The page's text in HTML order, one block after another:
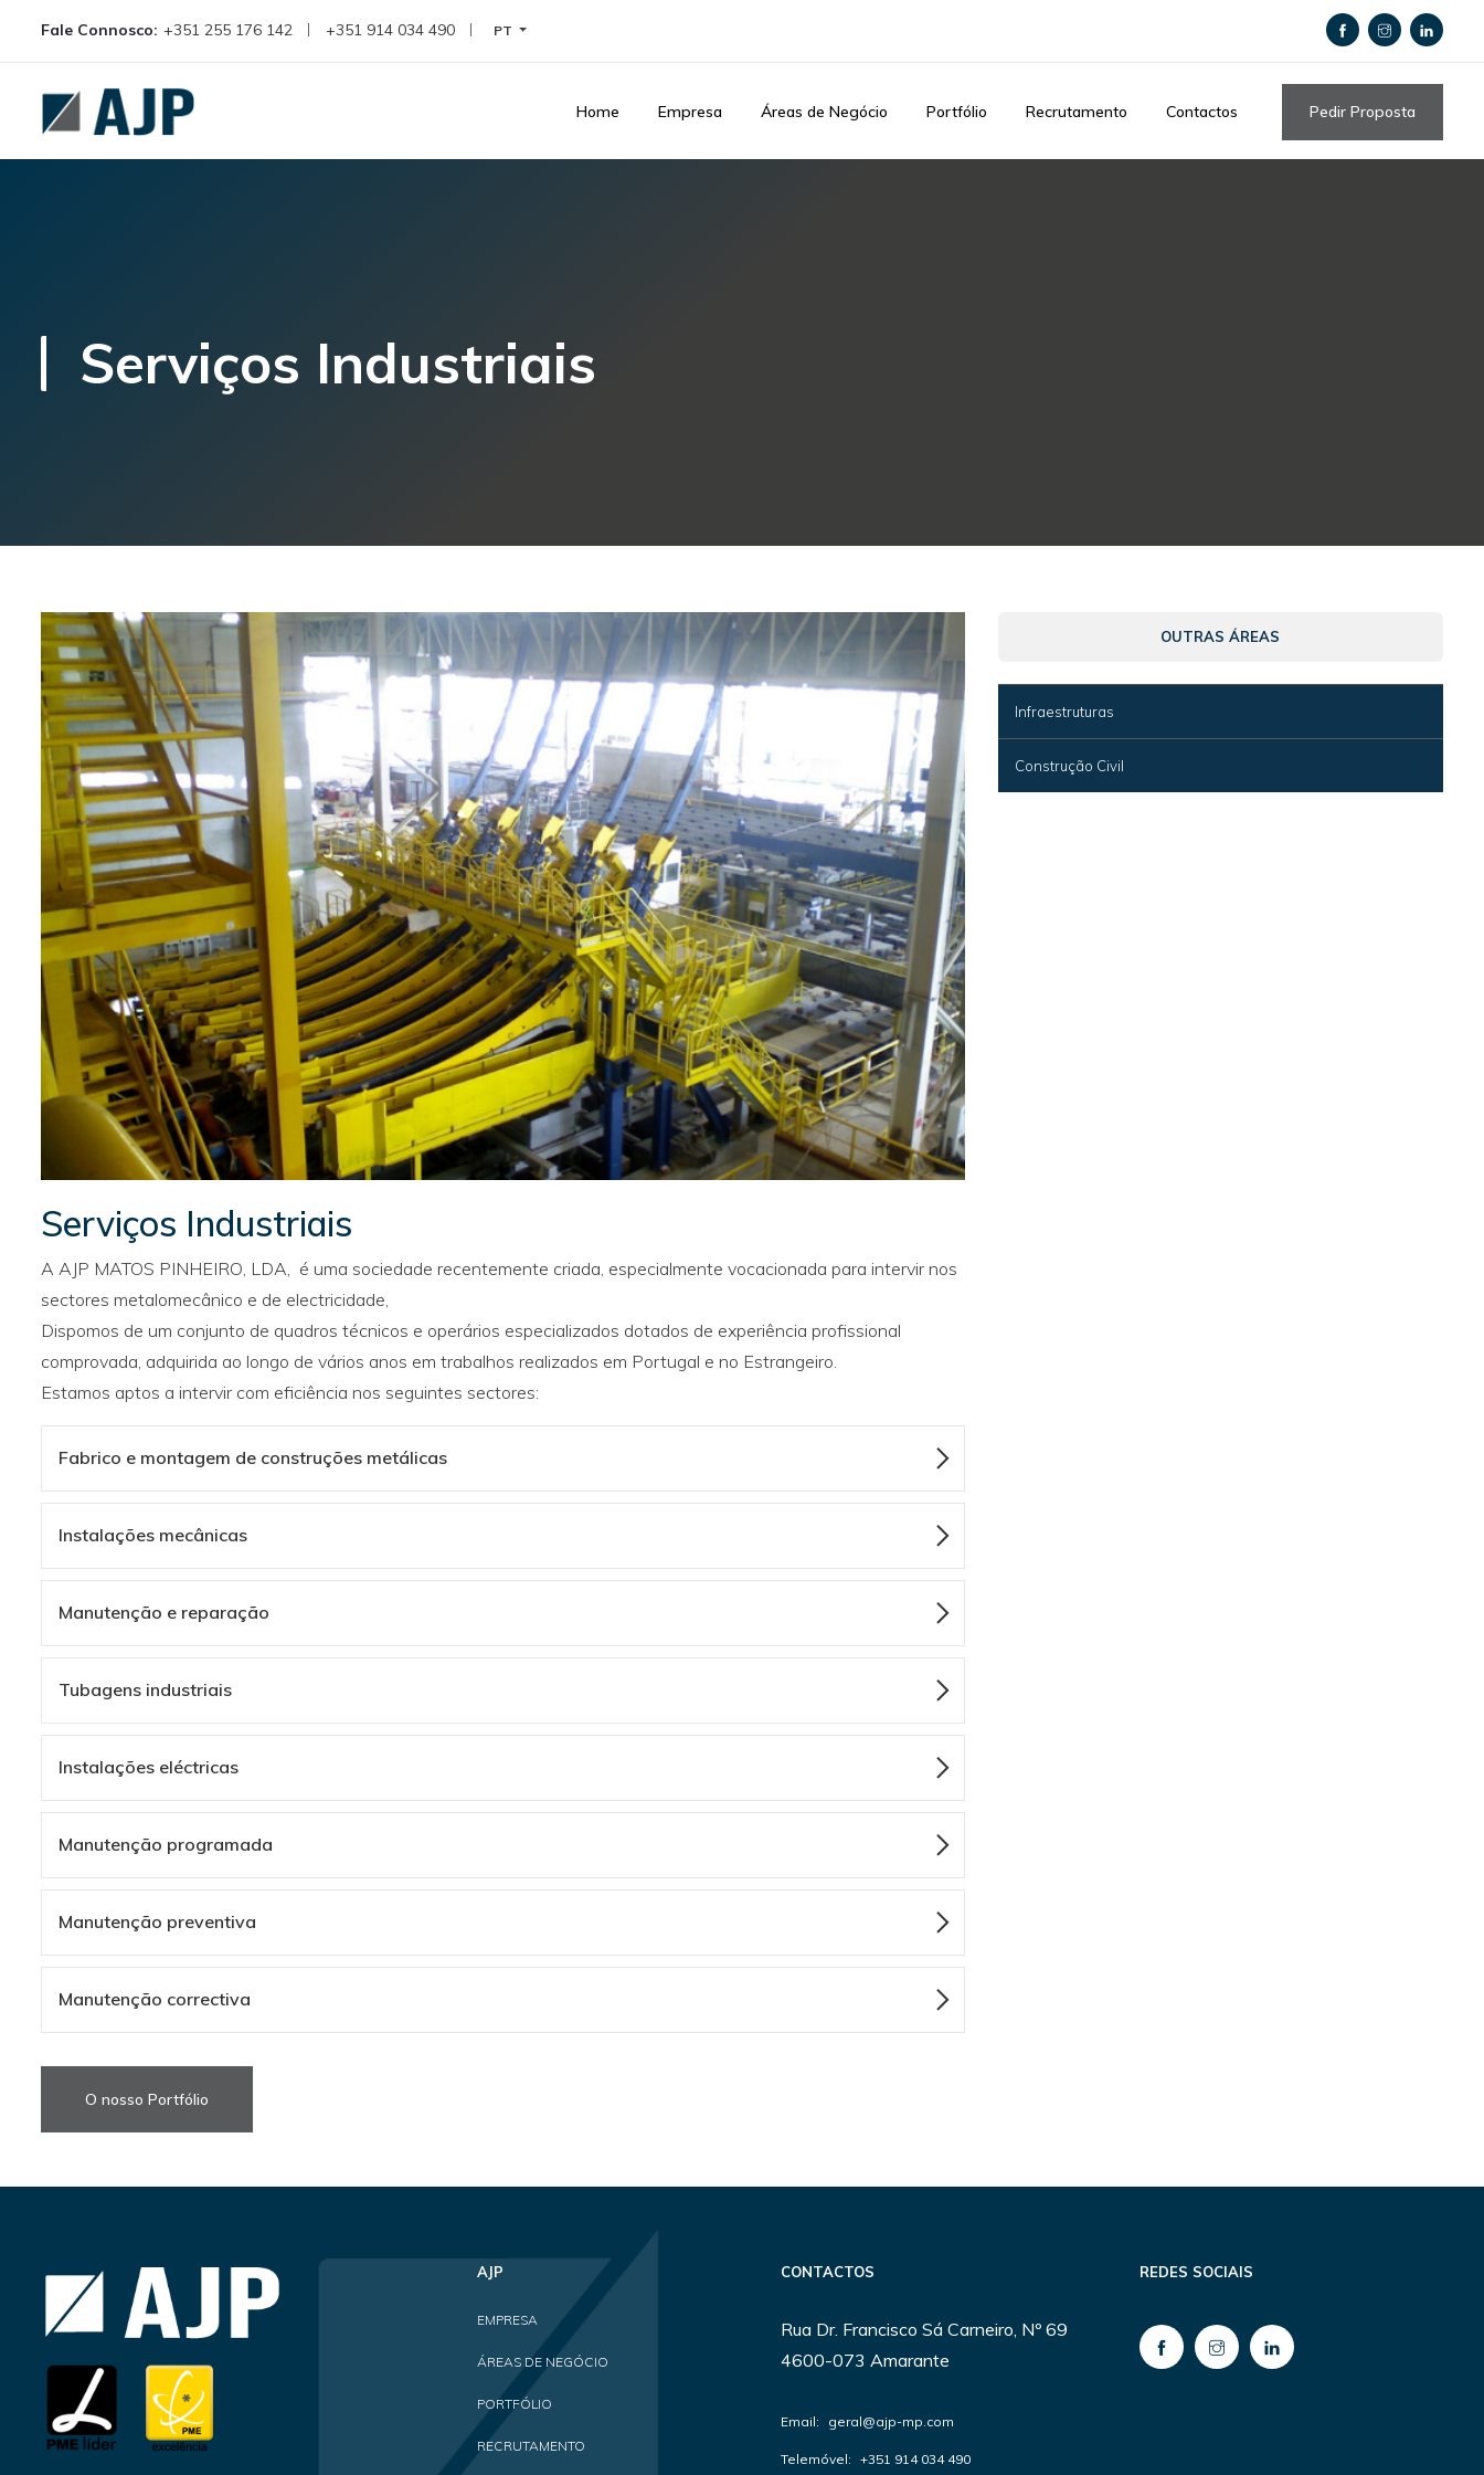
Fale Connosco: +351 255 176 142 +351 914 034 490 PT
Home Empresa Áreas de Negócio Portfólio Recrutamento Contactos Pedir Proposta
Serviços Industriais
Serviços Industriais
A AJP MATOS PINHEIRO, LDA, é uma sociedade recentemente criada, especialmente vocacionada para intervir nos
sectores metalomecânico e de electricidade,
Dispomos de um conjunto de quadros técnicos e operários especializados dotados de experiência profissional
comprovada, adquirida ao longo de vários anos em trabalhos realizados em Portugal e no Estrangeiro.
Estamos aptos a intervir com eficiência nos seguintes sectores:
Fabrico e montagem de construções metálicas
Instalações mecânicas
Manutenção e reparação
Tubagens industriais
Instalações eléctricas
Manutenção programada
Manutenção preventiva
Manutenção correctiva
O nosso Portfólio
OUTRAS ÁREAS
Infraestruturas
Construção Civil
AJP
EMPRESA
ÁREAS DE NEGÓCIO
PORTFÓLIO
RECRUTAMENTO
CONTACTOS
Rua Dr. Francisco Sá Carneiro, Nº 69
4600-073 Amarante
Email: geral@ajp-mp.com
Telemóvel: +351 914 034 490
REDES SOCIAIS